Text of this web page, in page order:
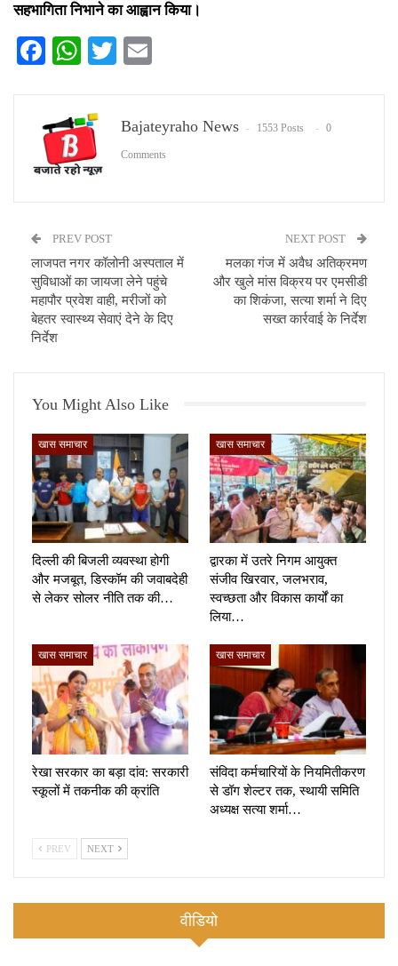
सहभागिता निभाने का आह्वान किया।
Facebook
WhatsApp
Twitter
Bajateyraho News 1553 Posts 0
Comments
PREV POST
लाजपत नगर कॉलोनी अस्पताल में
सुविधाओं का जायजा लेने पहुंचे
महापौर प्रवेश वाही, मरीजों को
बेहतर स्वास्थ्य सेवाएं देने के दिए
निर्देश
NEXT POST
मलका गंज में अवैध अतिक्रमण
और खुले मांस विक्रय पर एमसीडी
का शिकंजा, सत्या शर्मा ने दिए
सख्त कार्रवाई के निर्देश
You Might Also Like
खास समाचार
दिल्ली की बिजली व्यवस्था होगी
और मजबूत, डिस्कॉम की जवाबदेही
से लेकर सोलर नीति तक की…
खास समाचार
द्वारका में उतरे निगम आयुक्त
संजीव खिरवार, जलभराव,
स्वच्छता और विकास कार्यों का
लिया…
खास समाचार
रेखा सरकार का बड़ा दांव: सरकारी
स्कूलों में तकनीक की क्रांति
खास समाचार
संविदा कर्मचारियों के नियमितीकरण
से डॉग शेल्टर तक, स्थायी समिति
अध्यक्ष सत्या शर्मा…
PREV NEXT
वीडियो